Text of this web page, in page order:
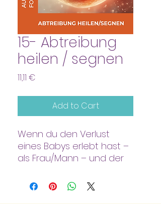
15- Abtreibung
heilen / segnen
11,11 €
Add to Cart
Wenn du den Verlust
eines Babys erlebt hast –
als Frau/Mann – und der
in dir verborgen liegt, bist
du nicht allein. Hier findest